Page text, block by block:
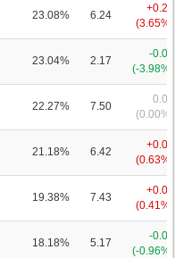
23.08% 6.24
+0.22
(3.65%)
23.04% 2.17
-0.09
(-3.98%)
22.27% 7.50
0.00
(0.00%)
21.18% 6.42
+0.04
(0.63%)
19.38% 7.43
+0.03
(0.41%)
18.18% 5.17
-0.05
(-0.96%)